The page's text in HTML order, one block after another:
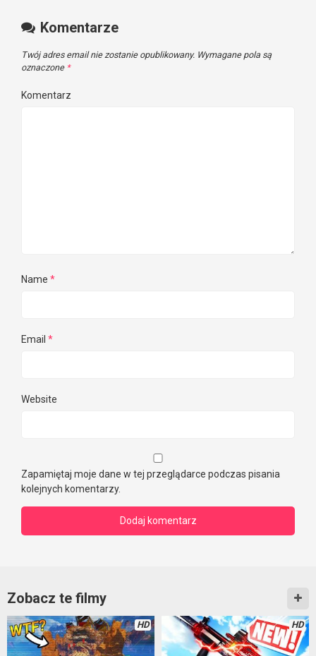
Komentarze
Twój adres email nie zostanie opublikowany. Wymagane pola są
oznaczone *
Komentarz
Name *
Email *
Website
Zapamiętaj moje dane w tej przeglądarce podczas pisania
kolejnych komentarzy.
Zobacz te filmy
HD HD